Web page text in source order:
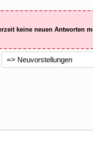
keine neuen Antworten